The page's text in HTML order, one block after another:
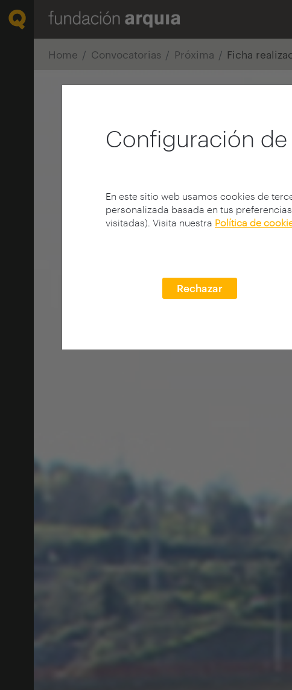
Configuración
En este sitio web usamos cookies de
personalizada basada en tus
visitadas). Visita nuestra Política de
Rechazar
Home Convocatorias Próxima Ficha